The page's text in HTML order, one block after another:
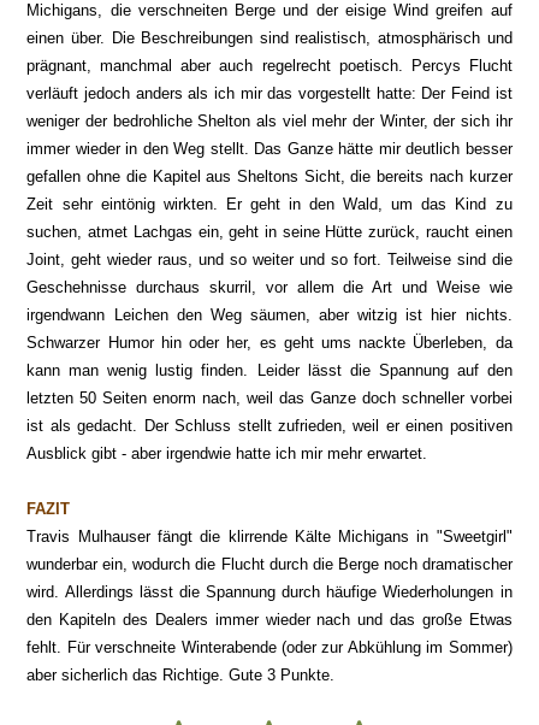
Michigans, die verschneiten Berge und der eisige Wind greifen auf
einen über. Die Beschreibungen sind realistisch, atmosphärisch und
prägnant, manchmal aber auch regelrecht poetisch. Percys Flucht
verläuft jedoch anders als ich mir das vorgestellt hatte: Der Feind ist
weniger der bedrohliche Shelton als viel mehr der Winter, der sich ihr
immer wieder in den Weg stellt. Das Ganze hätte mir deutlich besser
gefallen ohne die Kapitelaus Sheltons Sicht, die bereits nach kurzer
Zeit sehr eintönig wirkten. Er geht in den Wald, um das Kind zu
suchen, atmet Lachgas ein, geht in seine Hütte zurück, raucht einen
Joint, geht wieder raus, und so weiter und so fort. Teilweise sind die
Geschehnisse durchaus skurril, vor allem die Art und Weise wie
irgendwann Leichen den Weg säumen, aber witzig ist hier nichts.
Sc hwarzer Humor hin oder her, es geht ums nackte Überleben, da
kann man wenig lustig finden. Leider lässt die Spannung auf den
letzten 50Seiten enorm nach, weil das Ganze doch schneller vorbei
ist als gedacht. Der Schluss stellt zufrieden, weil er einen positiven
Ausblick gibt - aber irgendwie hatte ich mir mehr erwartet.
FAZIT
Travis Mulhauser fängt die klirrende Kälte Michigans in "Sweetgirl"
wunderbar ein, wodurch die Flucht durch die Berge noch dramatischer
wird. Allerdings lässt die Spannung durch häufige Wiederholungen in
den Kapiteln des Dealers immer wieder nach und das große Etwas
fehlt. Fürverschneite Winterabende (oder zur Abkühlung im Sommer)
aber sicherlich das Richtige. Gute 3 Punkte.